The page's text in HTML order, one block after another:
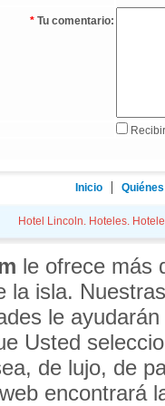
* Tu comentario:
Inicio
Hotel Lincoln. Hoteles.
le ofrece más
la isla.
le
Usted
de lujo, de
encontrará